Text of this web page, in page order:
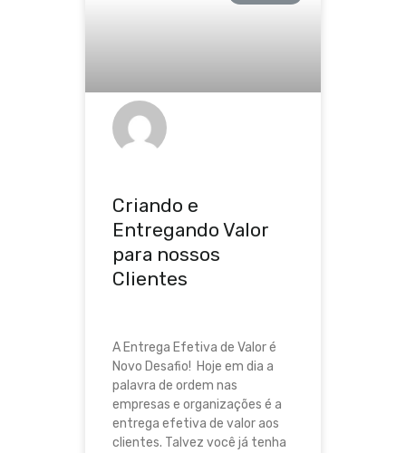
Criando e
Entregando Valor
para nossos
Clientes
A Entrega Efetiva de Valor é
Novo Desafio! Hoje em dia a
palavra de ordem nas
empresas e organizações é a
entrega efetiva de valor aos
clientes. Talvez você já tenha